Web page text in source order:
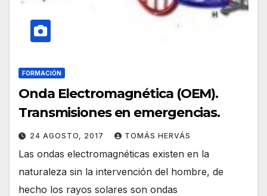
FORMACIÓN
Onda Electromagnética (OEM).
Transmisiones en emergencias.
24 AGOSTO, 2017 TOMÁS HERVÁS
Las ondas electromagnéticas existen en la
naturaleza sin la intervención del hombre, de
hecho los rayos solares son ondas